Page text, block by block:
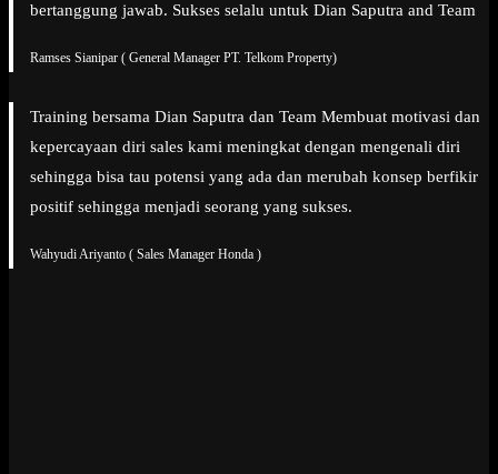
bertanggung jawab. Sukses selalu untuk Dian Saputra and Team
Ramses Sianipar ( General Manager PT. Telkom Property)
Training bersama Dian Saputra dan Team Membuat motivasi dan
kepercayaan diri sales kami meningkat dengan mengenali diri
sehingga bisa tau potensi yang ada dan merubah konsep berfikir
positif sehingga menjadi seorang yang sukses.
Wahyudi Ariyanto ( Sales Manager Honda )